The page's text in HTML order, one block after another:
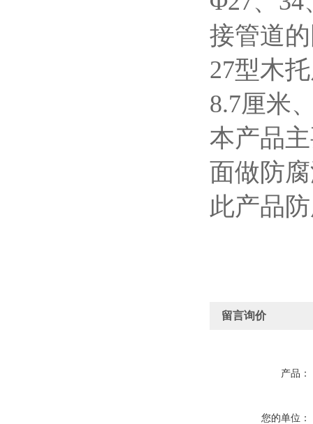
接管道
27型木
8.7厘米
本产品
面做防
此产品
留言询价
产品：
您的单位：